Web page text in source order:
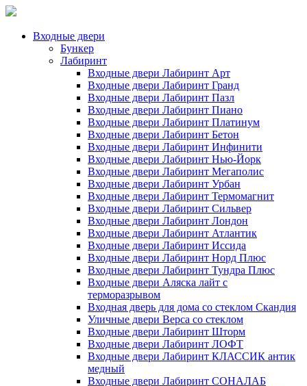
Входные двери
Бункер
Лабиринт
Входные двери Лабиринт Арт
Входные двери Лабиринт Гранд
Входные двери Лабиринт Пазл
Входные двери Лабиринт Пиано
Входные двери Лабиринт Платинум
Входные двери Лабиринт Бетон
Входные двери Лабиринт Инфинити
Входные двери Лабиринт Нью-Йорк
Входные двери Лабиринт Мегаполис
Входные двери Лабиринт Урбан
Входные двери Лабиринт Термомагнит
Входные двери Лабиринт Сильвер
Входные двери Лабиринт Лондон
Входные двери Лабиринт Атлантик
Входные двери Лабиринт Иссида
Входные двери Лабиринт Норд Плюс
Входные двери Лабиринт Тундра Плюс
Входные двери Аляска лайт с
терморазрывом
Входная дверь для дома со стеклом Скандия
Уличные двери Верса со стеклом
Входные двери Лабиринт Шторм
Входные двери Лабиринт ЛОФТ
Входные двери Лабиринт КЛАССИК антик
медный
Входные двери Лабиринт СОНАЛАБ